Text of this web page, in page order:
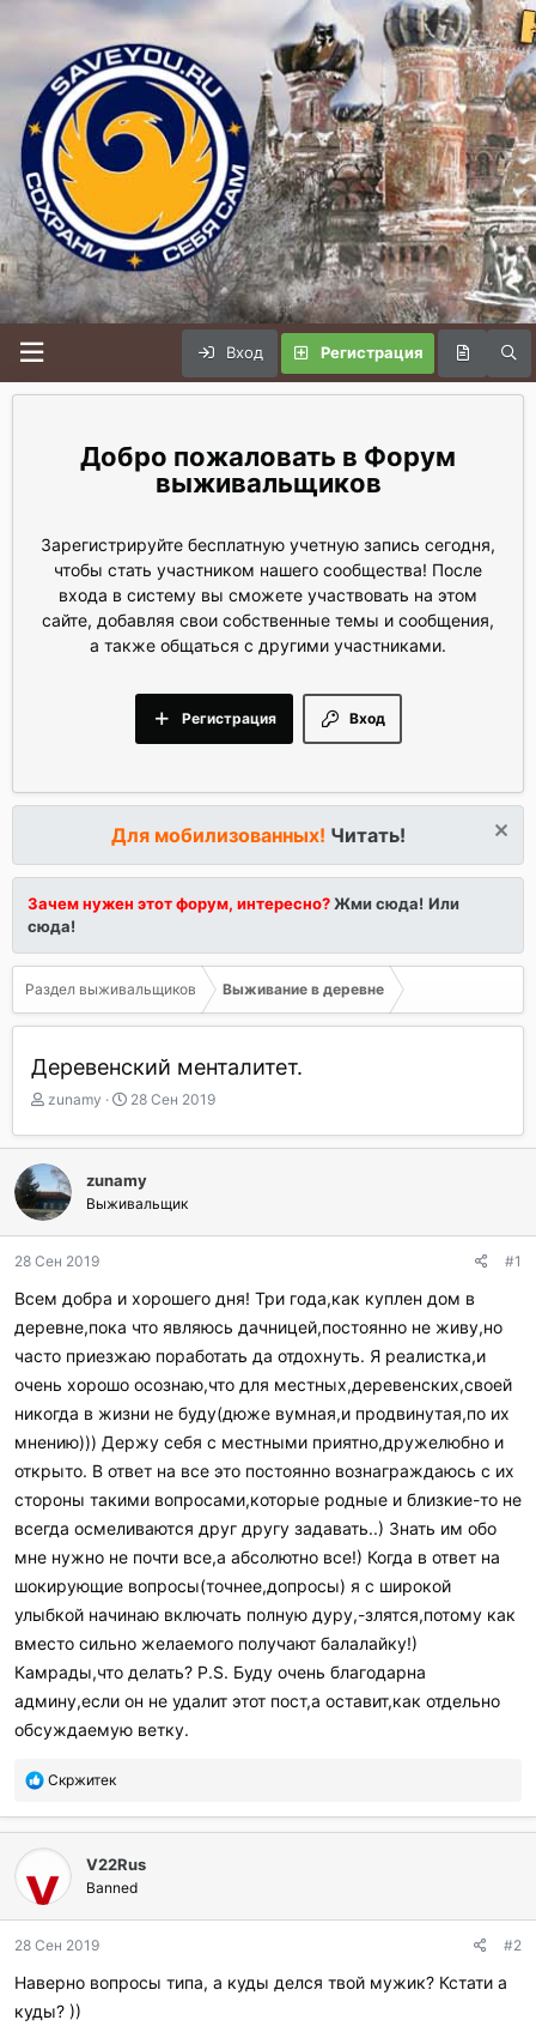
Вход Регистрация
Форум
выживальщиков
Зарегистрируйте бесплатную учетную запись сегодня,
чтобы стать участником нашего сообщества! После
входа в систему вы сможете участвовать на этом
сайте, добавляя свои собственные темы и сообщения,
а также общаться с другими участниками.
Вход
Регистрация
Для мобилизованных! Читать!
Зачем нужен этот форум, интересно?Жми сюда! Или
сюда!
Раздел выживальщиков Выживание в деревне
Деревенский менталитет.
А
т
о
р
т
ы
zunamy
Д
т
н
а
а
28 Сен 2019
zunamy
Выживальщик
28 Сен 2019 #1
Всем добра и хорошего дня! Три года,как куплен дом в
деревне,пока что являюсь дачницей,постоянно не живу,но
часто приезжаю поработать да отдохнуть. Я реалистка,и
очень хорошо осознаю,что для местных,деревенских,своей
никогда в жизни не буду(дюже вумная,и продвинутая,по их
мнению))) Держу себя с местными приятно,дружелюбно и
открыто. В ответ на все это постоянно вознаграждаюсь с их
стороны такими вопросами,которые родные и близкие-то не
всегда осмеливаются друг другу задавать..) Знать им обо
мне нужно не почти все,а абсолютно все!) Когда в ответ на
шокирующие вопросы(точнее,допросы) я с широкой
улыбкой начинаю включать полную дуру,-злятся,потому как
вместо сильно желаемого получают балалайку!)
Камрады,что делать? P.S. Буду очень благодарна
админу,если он не удалит этот пост,а оставит,как отдельно
обсуждаемую ветку.
П
б
г
о
а
и
л
Скржитек
V22Rus
Banned
28 Сен 2019 #2
Наверно вопросы типа, а куды делся твой мужик? Кстати а
куды? ))